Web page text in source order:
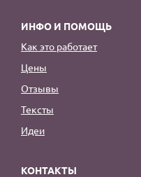
ИНФО И ПОМОЩЬ
Как это работает
Цены
Отзывы
Тексты
Идеи
КОНТАКТЫ